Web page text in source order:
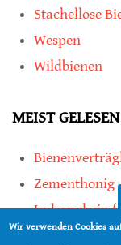
Stachellose
Wespen
Wildbienen
MEIST GELESEN
Zementhonig
Imkerschein
Kauf von
Wir verwenden Cookies